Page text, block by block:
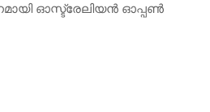
ഓസ്ട്രേലിയന്‍ ഓപ്പണ്‍